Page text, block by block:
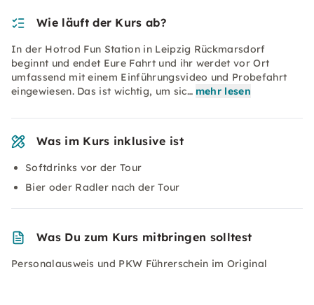
Wie läuft der Kurs ab?
In der Hotrod Fun Station in Leipzig Rückmarsdorf
beginnt und endet Eure Fahrt und ihr werdet vor Ort
umfassend mit einem Einführungsvideo und Probefahrt
eingewiesen. Das ist wichtig, um sic… mehr lesen
Was im Kurs inklusive ist
Softdrinks vor der Tour
Bier oder Radler nach der Tour
Was Du zum Kurs mitbringen solltest
Personalausweis und PKW Führerschein im Original